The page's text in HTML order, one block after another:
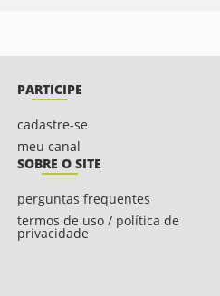
PARTICIPE
cadastre-se
meu canal
SOBRE O SITE
perguntas frequentes
termos de uso / política de
privacidade